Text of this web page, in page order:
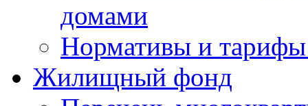
домами
Нормативы и тарифы
Жилищный фонд